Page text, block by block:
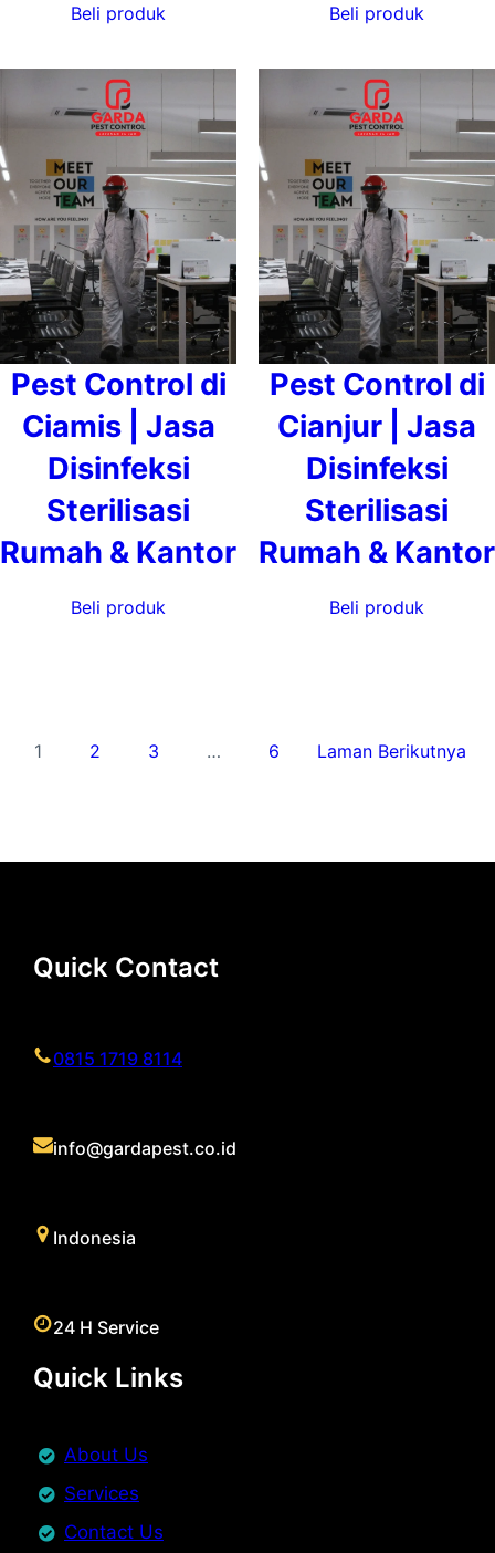
Beli produk Beli produk
Pest Control di
Ciamis | Jasa
Disinfeksi
Sterilisasi
Rumah & Kantor
Beli produk
Pest Control di
Cianjur | Jasa
Disinfeksi
Sterilisasi
Rumah & Kantor
Beli produk
1 2 3 … 6 Laman Berikutnya
Quick Contact
0815 1719 8114
info@gardapest.co.id
Indonesia
24 H Service
Quick Links
About Us
Services
Contact Us